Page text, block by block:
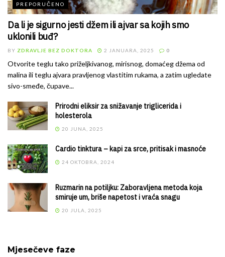
PREPORUČENO
Da li je sigurno jesti džem ili ajvar sa kojih smo
uklonili buđ?
BY ZDRAVLJE BEZ DOKTORA 2 JANUARA, 2025 0
Otvorite teglu tako priželjkivanog, mirisnog, domaćeg džema od
malina ili teglu ajvara pravljenog vlastitim rukama, a zatim ugledate
sivo-smeđe, čupave...
Prirodni eliksir za snižavanje triglicerida i
holesterola
20 JUNA, 2025
Cardio tinktura – kapi za srce, pritisak i masnoće
24 OKTOBRA, 2024
Ruzmarin na potiljku: Zaboravljena metoda koja
smiruje um, briše napetost i vraća snagu
20 JULA, 2025
Mjesečeve faze